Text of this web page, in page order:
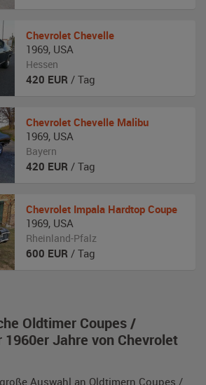
Oldtimer Coupes /
1960er Jahre von Chevrolet
Auswahl an Oldtimern Coupes /
Chevrolet Chevelle
1969, USA
Hessen
420 EUR / Tag
Chevrolet Chevelle Malibu
1969, USA
Bayern
420 EUR / Tag
Chevrolet Impala Hardtop Coupe
1969, USA
Rheinland-Pfalz
600 EUR / Tag